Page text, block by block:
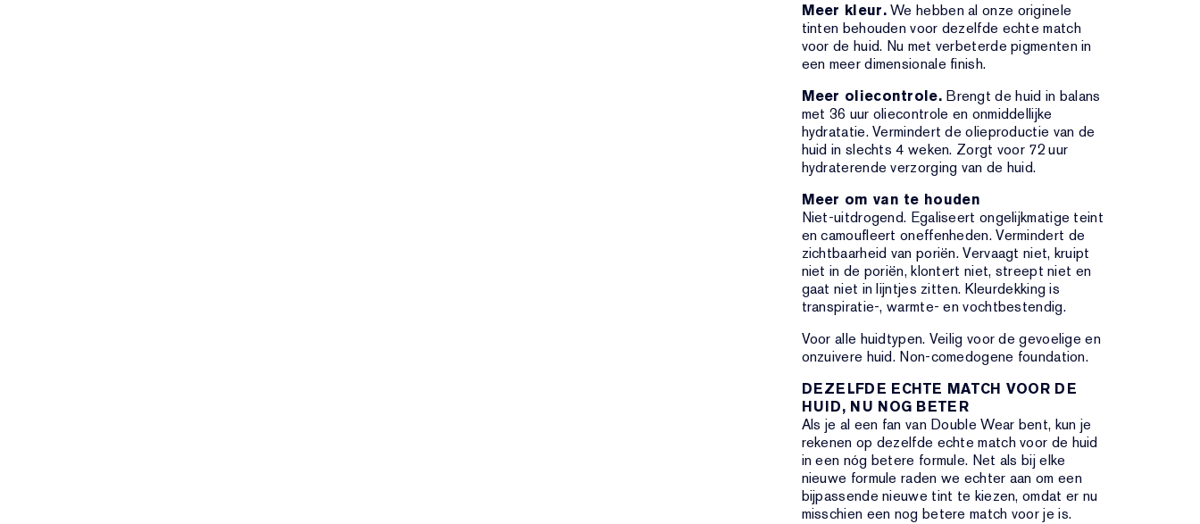
Meer kleur.We hebben al onze originele
tinten behouden voor dezelfde echte match
voor de huid. Nu met verbeterde pigmenten in
een meer dimensionale finish.
Meer oliecontrole.Brengt de huid in balans
met 36 uur oliecontrole en onmiddellijke
hydratatie. Vermindert de olieproductie van de
huid in slechts 4 weken. Zorgt voor 72 uur
hydraterende verzorging van de huid.
Meer om van te houden
Niet-uitdrogend. Egaliseert ongelijkmatige teint
en camoufleert oneffenheden. Vermindert de
zichtbaarheid van poriën. Vervaagt niet, kruipt
niet in de poriën, klontert niet, streept niet en
gaat niet in lijntjes zitten. Kleurdekking is
transpiratie-, warmte- en vochtbestendig.
Voor alle huidtypen. Veilig voor de gevoelige en
onzuivere huid. Non-comedogene foundation.
DEZELFDE ECHTE MATCH VOOR DE
HUID, NU NOG BETER
Als je al een fan van Double Wear bent, kun je
rekenen op dezelfde echte match voor de huid
in een nóg betere formule. Net als bij elke
nieuwe formule raden we echter aan om een
bijpassende nieuwe tint te kiezen, omdat er nu
misschien een nog betere match voor je is.